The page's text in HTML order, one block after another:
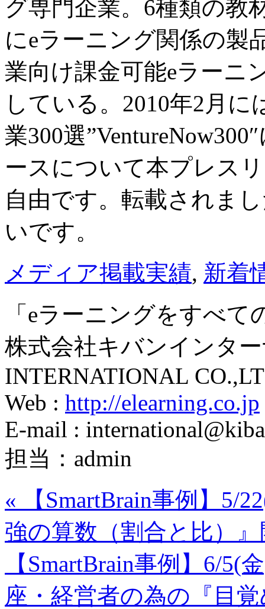
グ専門企業。6種類の教
にeラーニング関係の製
業向け課金可能eラーニ
している。2010年2月
業300選
ースについて本プレス
自由です。転載されま
いです。
メディア掲載実績, 新着
「eラーニングをすべて
株式会社キバンインタ
INTERNATIONAL
Web : http://elearning.co.jp
E-mail :
担当：admin
« 【SmartBrain事例】5/
強の算数（割合と比）
【SmartBrain事例】6/
座・経営者の為の『目